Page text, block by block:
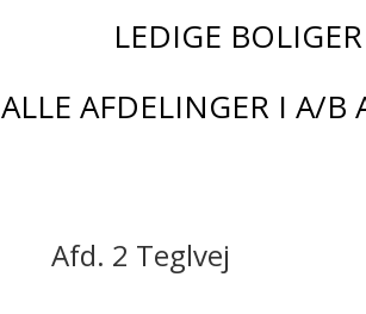
LEDIGE BOLIGER
ALLE AFDELINGER I A/B
Afd. 2 Teglvej